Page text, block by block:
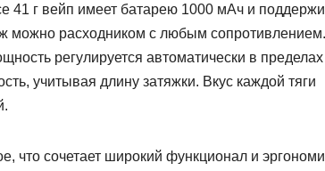
41 г вейп имеет батарею 1000 мАч и
можно расходником с любым сопротивлением.
регулируется автоматически в пределах
учитывая длину затяжки. Вкус каждой тяги
что сочетает широкий функционал и